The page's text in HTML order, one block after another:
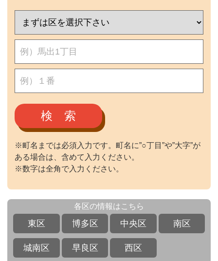
検 索
※町名までは必須入力です。町名に”○丁目”や”大字”が
ある場合は、含めて入力ください。
※数字は全角で入力ください。
各区の情報はこちら
東区 博多区 中央区 南区
城南区 早良区 西区